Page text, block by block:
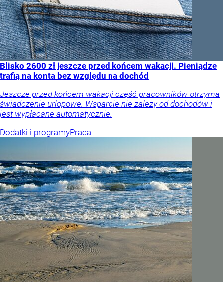
Blisko 2600 zł jeszcze przed końcem wakacji. Pieniądze
trafią na konta bez względu na dochód
Jeszcze przed końcem wakacji część pracowników otrzyma
świadczenie urlopowe. Wsparcie nie zależy od dochodów i
jest wypłacane automatycznie.
Dodatki i programyPraca